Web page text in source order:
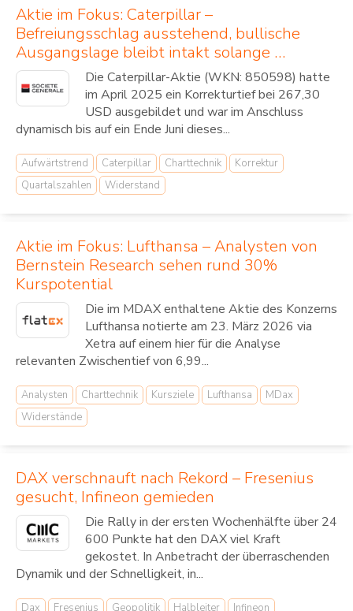
Aktie im Fokus: Caterpillar –
Befreiungsschlag ausstehend, bullische
Ausgangslage bleibt intakt solange …
Die Caterpillar-Aktie (WKN: 850598) hatte
im April 2025 ein Korrekturtief bei 267,30
USD ausgebildet und war im Anschluss
dynamisch bis auf ein Ende Juni dieses...
Aufwärtstrend Caterpillar Charttechnik
Korrektur
Quartalszahlen
Widerstand
Aktie im Fokus: Lufthansa – Analysten von
Bernstein Research sehen rund 30%
Kurspotential
Die im MDAX enthaltene Aktie des Konzerns
Lufthansa notierte am 23. März 2026 via
Xetra auf einem hier für die Analyse
relevanten Zwischentief von 6,99...
Analysten Charttechnik Kursziele Lufthansa
MDax
Widerstände
DAX verschnauft nach Rekord – Fresenius
gesucht, Infineon gemieden
Die Rally in der ersten Wochenhälfte über 24
600 Punkte hat den DAX viel Kraft
gekostet. In Anbetracht der überraschenden
Dynamik und der Schnelligkeit, in...
Dax Fresenius Geopolitik Halbleiter Infineon